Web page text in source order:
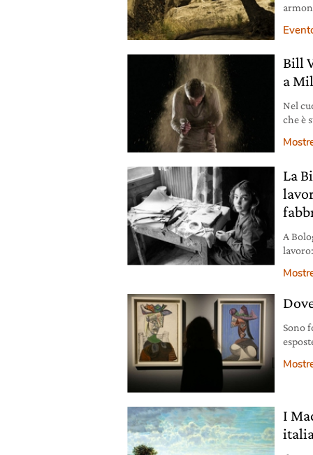
Bill
a
Nel
che è
antica
La
A
Sono
I